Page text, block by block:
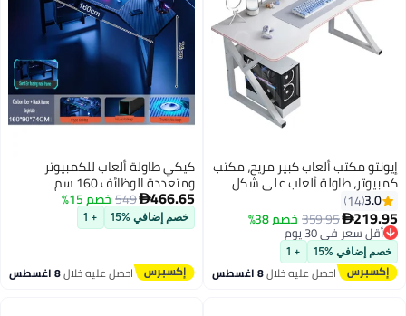
إيونتو مكتب ألعاب كبير مريح، مكتب
كمبيوتر، طاولة ألعاب على شكل
حرف K، محطة عمل ألعاب
الكمبيوتر، مكاتب مكتب منزلية،
موفرة للمساحة، سهلة التجميع،
120 × 60 × 75 سم أبيض
3.0
14
219.95
359.95خصم 38% أقل سعر في 30 يوم
توصيل مجاني
أقل سعر في 30 يوم
خصم إضافي %15 + 1
احصل عليه خلال8 اغسطس
كيكي طاولة ألعاب للكمبيوتر
ومتعددة الوظائف 160 سم
466.65
549 خصم 15%
خصم إضافي %15 + 1
احصل عليه خلال8 اغسطس